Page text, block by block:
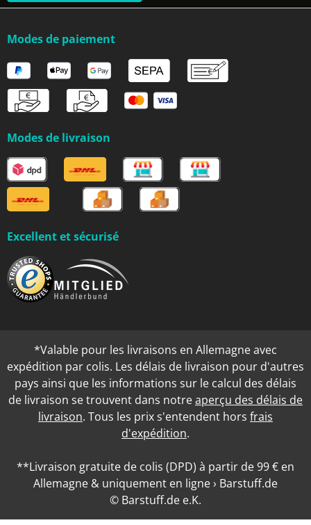
Modes de paiement
Modes de livraison
Excellent et sécurisé
*Valable pour les livraisons en Allemagne avec
expédition par colis. Les délais de livraison pour d'autres
pays ainsi que les informations sur le calcul des délais
de livraison se trouvent dans notreaperçu des délais de
livraison. Tous les prix s'entendent hors frais
d'expédition.
**Livraison gratuite de colis (DPD) à partir de 99 € en
Allemagne & uniquement en ligne › Barstuff.de
© Barstuff.de e.K.